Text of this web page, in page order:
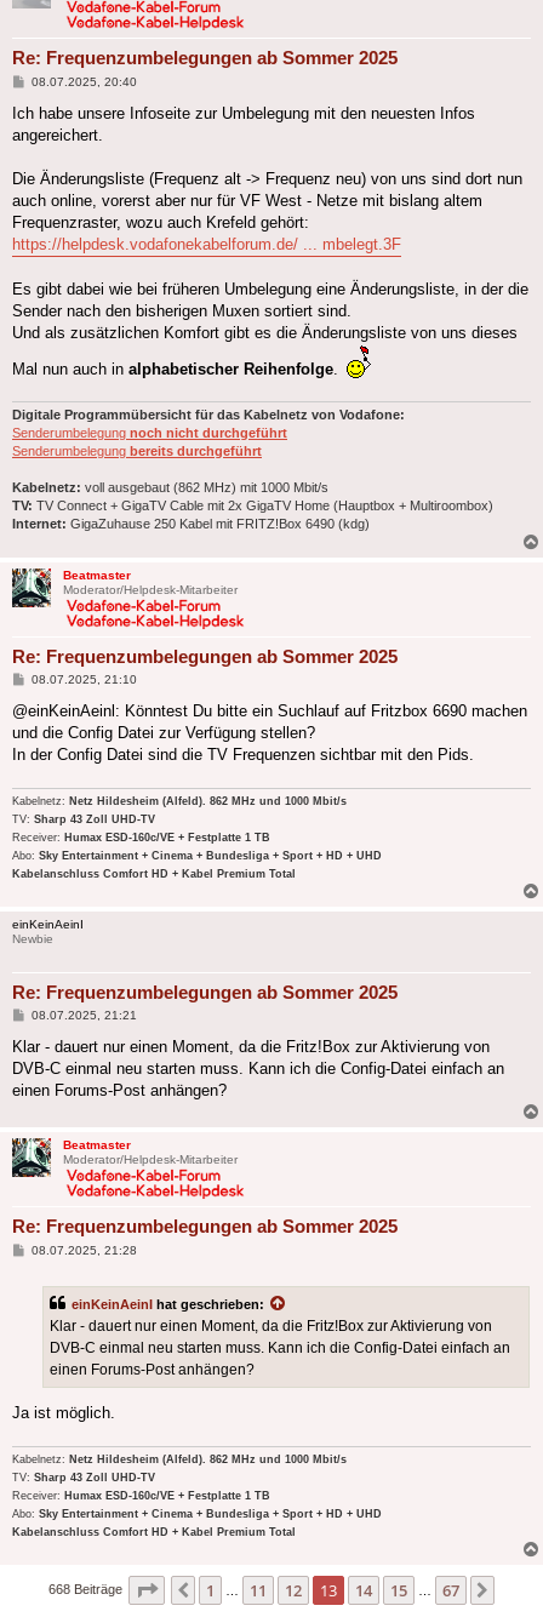
Re: Frequenzumbelegungen ab Sommer 2025
Beitrag
08.07.2025, 20:40
Ich habe unsere Infoseite zur Umbelegung mit den neuesten Infos
angereichert.
Die Änderungsliste (Frequenz alt -> Frequenz neu) von uns sind dort nun
auch online, vorerst aber nur für VF West - Netze mit bislang altem
Frequenzraster, wozu auch Krefeld gehört:
https://helpdesk.vodafonekabelforum.de/ ... mbelegt.3F
Es gibt dabei wie bei früheren Umbelegung eine Änderungsliste, in der die
Sender nach den bisherigen Muxen sortiert sind.
Und als zusätzlichen Komfort gibt es die Änderungsliste von uns dieses
Mal nun auch in alphabetischer Reihenfolge
Digitale Programmübersicht für das Kabelnetz von Vodafone:
Senderumbelegung noch nicht durchgeführt
Senderumbelegung bereits durchgeführt
Kabelnetz: voll ausgebaut (862 MHz) mit 1000 Mbit/s
TV: TV Connect + GigaTV Cable mit 2x GigaTV Home (Hauptbox + Multiroombox)
Internet: GigaZuhause 250 Kabel mit FRITZ!Box 6490 (kdg)
Beatmaster
Moderator/Helpdesk-Mitarbeiter
Re: Frequenzumbelegungen ab Sommer 2025
Beitrag
08.07.2025, 21:10
@einKeinAeinl: Könntest Du bitte ein Suchlauf auf Fritzbox 6690 machen
und die Config Datei zur Verfügung stellen?
In der Config Datei sind die TV Frequenzen sichtbar mit den Pids.
Kabelnetz: Netz Hildesheim (Alfeld). 862 MHz und 1000 Mbit/s
TV: Sharp 43 Zoll UHD-TV
Receiver: Humax ESD-160c/VE + Festplatte 1 TB
Abo: Sky Entertainment + Cinema + Bundesliga + Sport + HD + UHD
Kabelanschluss Comfort HD + Kabel Premium Total
einKeinAeinI
Newbie
Re: Frequenzumbelegungen ab Sommer 2025
Beitrag
08.07.2025, 21:21
Klar - dauert nur einen Moment, da die Fritz!Box zur Aktivierung von
DVB-C einmal neu starten muss. Kann ich die Config-Datei einfach an
einen Forums-Post anhängen?
Beatmaster
Moderator/Helpdesk-Mitarbeiter
Re: Frequenzumbelegungen ab Sommer 2025
Beitrag
08.07.2025, 21:28
einKeinAeinI hat geschrieben:
Klar - dauert nur einen Moment, da die Fritz!Box zur Aktivierung von
DVB-C einmal neu starten muss. Kann ich die Config-Datei einfach an
einen Forums-Post anhängen?
Ja ist möglich.
Kabelnetz: Netz Hildesheim (Alfeld). 862 MHz und 1000 Mbit/s
TV: Sharp 43 Zoll UHD-TV
Receiver: Humax ESD-160c/VE + Festplatte 1 TB
Abo: Sky Entertainment + Cinema + Bundesliga + Sport + HD + UHD
Kabelanschluss Comfort HD + Kabel Premium Total
668 Beiträge Seite 13 von 67
Vorherige
1 11 12 13 14 15 67